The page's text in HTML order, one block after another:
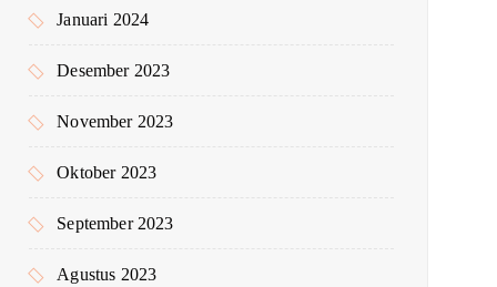
Januari 2024
Desember 2023
November 2023
Oktober 2023
September 2023
Agustus 2023